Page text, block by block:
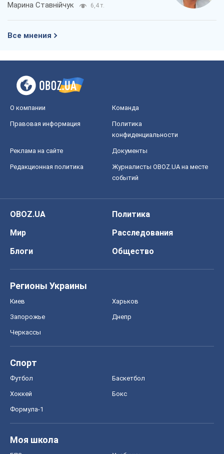
Марина Ставнійчук 6,4 т.
Все мнения
О компании Команда
Правовая информация
Политика
конфиденциальности
Реклама на сайте Документы
Редакционная политика
Журналисты OBOZ.UA на месте
событий
OBOZ.UA
Политика
Мир
Расследования
Блоги
Общество
Регионы Украины
Киев Харьков
Запорожье Днепр
Черкассы
Спорт
Футбол Баскетбол
Хоккей Бокс
Формула-1
Моя школа